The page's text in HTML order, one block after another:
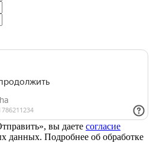
вы даете согласие
данных. Подробнее об обработке